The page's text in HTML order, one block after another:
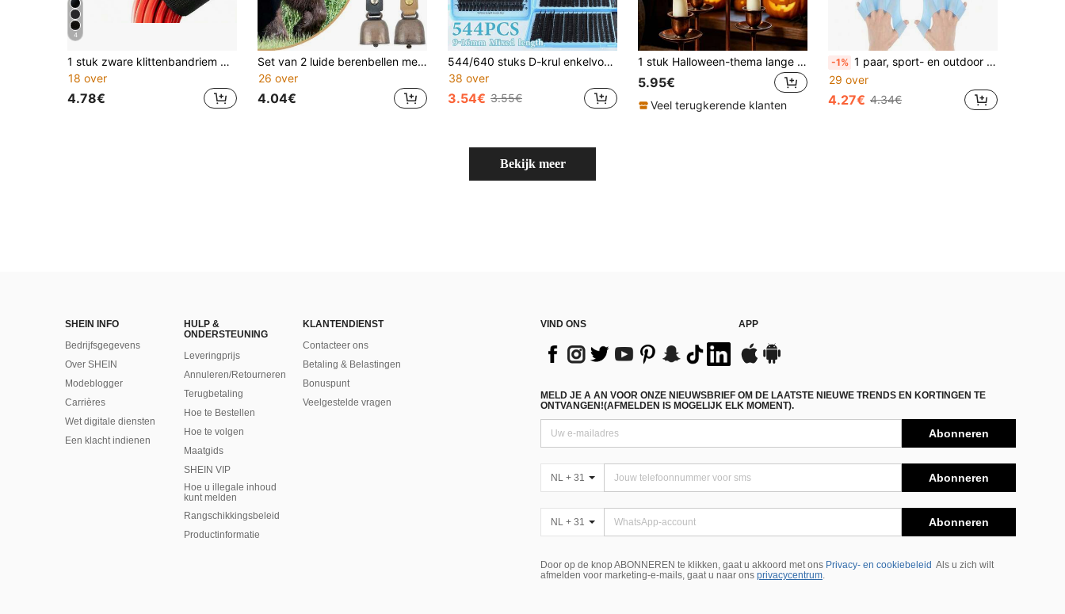
4
1 stuk zware klittenbandriem met handvat, geschikt voor tuinslang, verlengsnoer, kabel, garage, boot en diverse accessoires
18 over
4.78€
Set van 2 luide berenbellen met fluitje, berenbel met magnetische geluidsdemper, noodfluitje voor wandelen, kamperen, vissen, varen en klimmen.
26 over
4.04€
544/640 stuks D-krul enkelvoudige synthetische wimpers, grote capaciteit voor dikke, pluizige, natuurlijke oogmake-up, geschikt voor thuis DIY, beginners en make-upartiesten, zacht en lang houdend, eerste keuze voor fox eye en cat eye looks
38 over
3.54€ 3.55€
1 stuk Halloween-thema lange geurkaars in spookvorm, creatieve mummie-ontwerpkaars, Halloween-feestdecoratie sfeerkers, Trick or Treat-cadeaukaars
5.95€
Veel terugkerende klanten
-1% 1 paar, sport- en outdoor zwembenodigdheden, zwemhandpeddels, zwemvinnen in kikkerpootvorm, unisex, comfortabele siliconen zwemhandpeddels, gemakkelijk mee te nemen, geschikt voor zwemmers, mannen, vrouwen, tieners, dagelijks gebruik
29 over
4.27€ 4.34€
Bekijk meer
SHEIN INFO
Bedrijfsgegevens
Over SHEIN
Modeblogger
Carrières
Wet digitale diensten
Een klacht indienen
HULP &
ONDERSTEUNING
Leveringprijs
Annuleren/Retourneren
Terugbetaling
Hoe te Bestellen
Hoe te volgen
Maatgids
SHEIN VIP
Hoe u illegale inhoud
kunt melden
Rangschikkingsbeleid
​Productinformatie
KLANTENDIENST
Contacteer ons
Betaling & Belastingen
Bonuspunt
Veelgestelde vragen
VIND ONS APP
MELD JE A AN VOOR ONZE NIEUWSBRIEF OM DE LAATSTE NIEUWE TRENDS EN KORTINGEN TE
ONTVANGEN!(AFMELDEN IS MOGELIJK ELK MOMENT).
Abonneren
NL + 31 Abonneren
NL + 31 Abonneren
Door op de knop ABONNEREN te klikken, gaat u akkoord met ons Privacy- en cookiebeleid Als u zich wilt
afmelden voor marketing-e-mails, gaat u naar ons privacycentrum.